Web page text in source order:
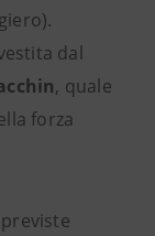
dal
, quale
forza